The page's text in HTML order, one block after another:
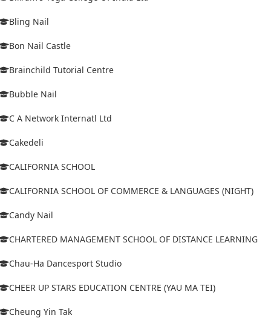
Bling Nail
Bon Nail Castle
Brainchild Tutorial Centre
Bubble Nail
C A Network Internatl Ltd
Cakedeli
CALIFORNIA SCHOOL
CALIFORNIA SCHOOL OF COMMERCE & LANGUAGES (NIGHT)
Candy Nail
CHARTERED MANAGEMENT SCHOOL OF DISTANCE LEARNING
Chau-Ha Dancesport Studio
CHEER UP STARS EDUCATION CENTRE (YAU MA TEI)
Cheung Yin Tak